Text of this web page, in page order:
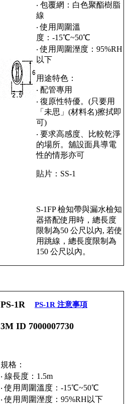
‧ 包覆網：白色聚酯樹脂
線
‧ 使用周圍溫
度：-15℃~50℃
‧ 使用周圍溼度：95%RH
以下
用途特色：
‧ 配管專用
‧ 復原性特優。(只要用
「未思」(材料名)擦拭即
可)
‧ 要求高感度、比較乾淨
的場所。舖設面具導電
性的情形亦可
貼片：SS-1
S-1FP 檢知帶與漏水檢知
器搭配使用時，總長度
限制為50 公尺以內, 若使
用跳線，總長度限制為
150 公尺以內。
PS-1R PS-1R 注意事項
3M ID 7000007730
規格：
‧ 線長度：1.5m
‧ 使用周圍溫度：-15℃~50℃
‧ 使用周圍溼度：95%RH以下